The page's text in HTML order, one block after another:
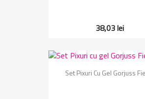
38,03 lei
Set Pixuri Cu Gel Gorjuss